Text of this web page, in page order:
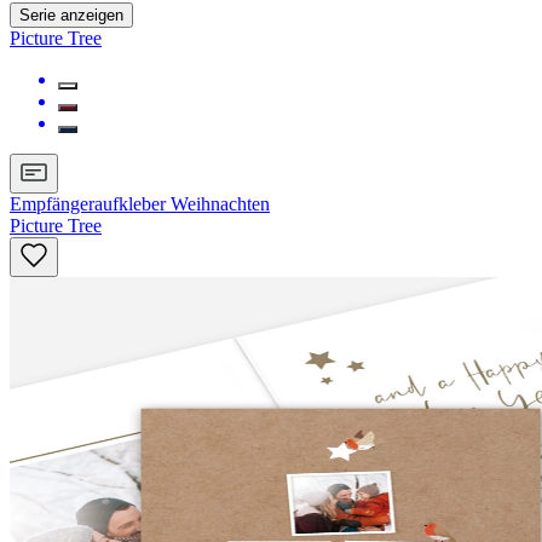
Serie anzeigen
Picture Tree
Empfängeraufkleber Weihnachten
Picture Tree